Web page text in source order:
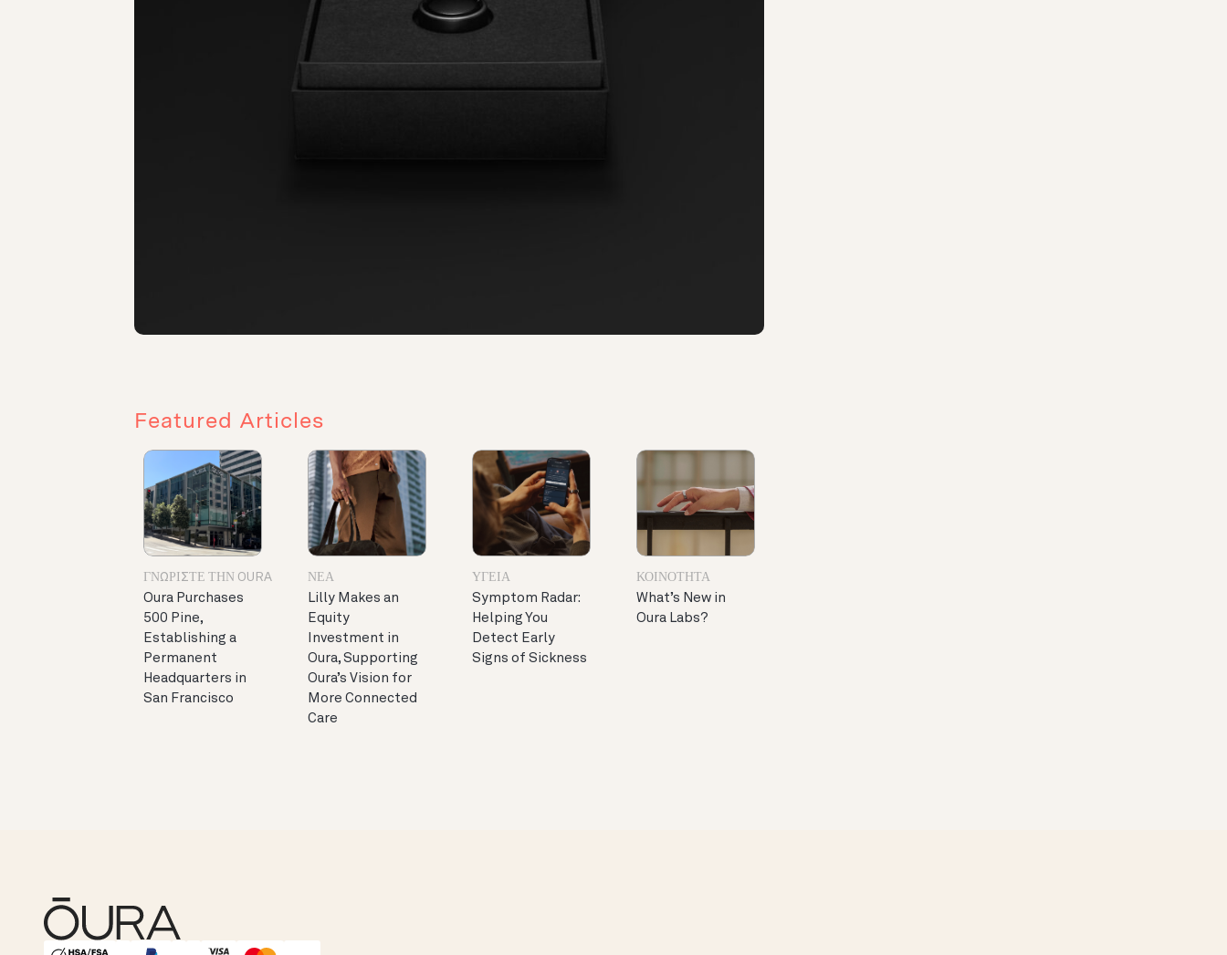
Featured Articles
ΓΝΩΡΊΣΤΕ ΤΗΝ OURA
Oura Purchases
500 Pine,
Establishing a
Permanent
Headquarters in
San Francisco
ΝΈΑ
Lilly Makes an
Equity
Investment in
Oura, Supporting
Oura’s Vision for
More Connected
Care
ΥΓΕΊΑ
Symptom Radar:
Helping You
Detect Early
Signs of Sickness
ΚΟΙΝΌΤΗΤΑ
What’s New in
Oura Labs?